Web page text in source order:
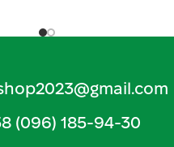
(096) 185-94-30